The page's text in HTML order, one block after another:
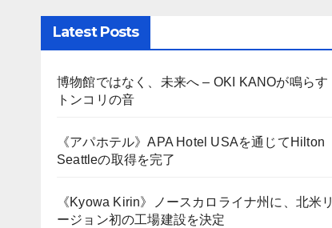
Latest Posts
博物館ではなく、未来へ – OKI KANOが鳴らす
トンコリの音
《アパホテル》APA Hotel USAを通じてHilton
Seattleの取得を完了
《Kyowa Kirin》ノースカロライナ州に、北米リ
ージョン初の工場建設を決定